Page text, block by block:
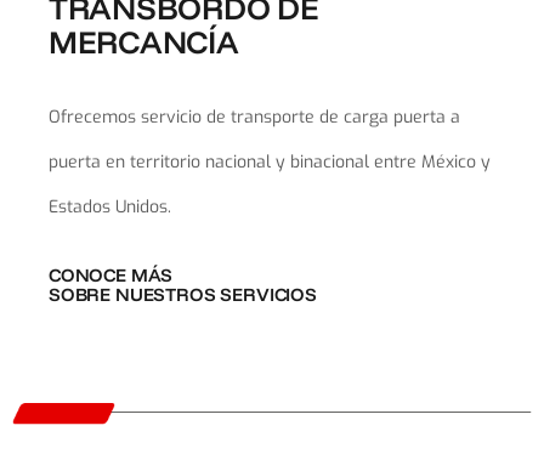
TRANSBORDO DE
MERCANCÍA
Ofrecemos servicio de transporte de carga puerta a
puerta en territorio nacional y binacional entre México y
Estados Unidos.
CONOCE MÁS
SOBRE NUESTROS SERVICIOS